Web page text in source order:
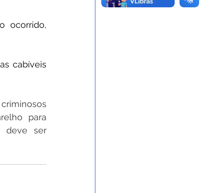
ocorrido,
cabíveis
para
deve ser